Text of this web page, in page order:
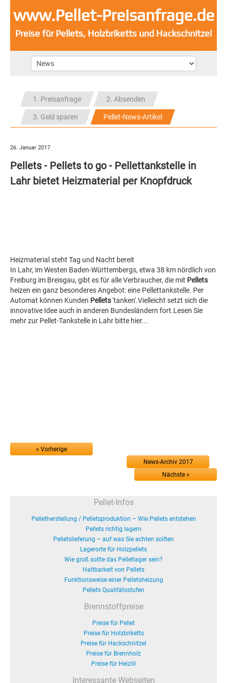
www.Pellet-Preisanfrage.de
Preise für Pellets, Holzbriketts und Hackschnitzel
1. Preisanfrage 2. Absenden
3. Geld sparen Pellet-News-Artikel
26. Januar 2017
Pellets - Pellets to go - Pellettankstelle in
Lahr bietet Heizmaterial per Knopfdruck
Heizmaterial steht Tag und Nacht bereit
In Lahr, im Westen Baden-Württembergs, etwa 38 km nördlich von
Freiburg im Breisgau, gibt es für alle Verbraucher, die mit Pellets
heizen ein ganz besonderes Angebot: eine Pellettankstelle. Per
Automat können Kunden Pellets'tanken'.Vielleicht setzt sich die
innovative Idee auch in anderen Bundesländern fort.Lesen Sie
mehr zur Pellet-Tankstelle in Lahr bitte hier...
« Vorherige
News-Archiv 2017
Nächste »
Pellet-Infos
Pelletherstellung / Pelletsproduktion – Wie Pellets entstehen
Pellets richtig lagern
Pelletslieferung – auf was Sie achten sollten
Lagerorte für Holzpellets
Wie groß sollte das Pelletlager sein?
Haltbarkeit von Pellets
Funktionsweise einer Pelletsheizung
Pellets Qualitätsstufen
Brennstoffpreise
Preise für Pellet
Preise für Holzbriketts
Preise für Hackschnitzel
Preise für Brennholz
Preise für Heizöl
Interessante Webseiten